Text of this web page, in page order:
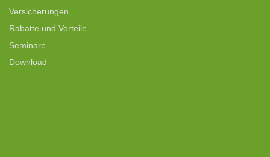
Versicherungen
Rabatte und Vorteile
Seminare
Download